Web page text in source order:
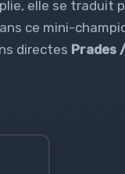
elle se traduit
ce mini-
directes Prades